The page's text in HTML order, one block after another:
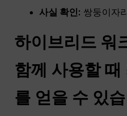
사실 확인: 쌍둥이자
하이브리드 워
함께 사용할
를 얻을 수 있